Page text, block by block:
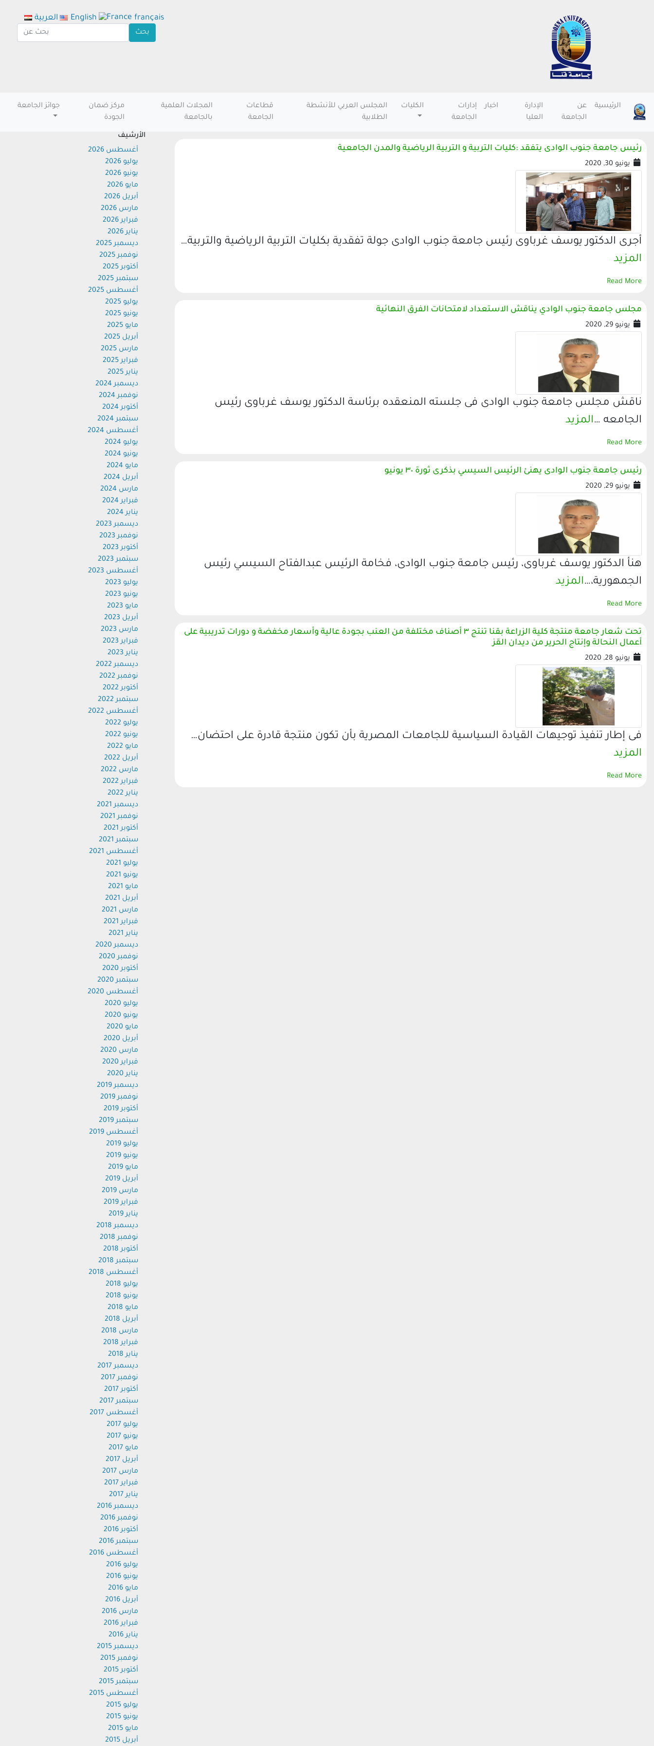
الرئيسية
عن
الجامعة
الإدارة
العليا
اخبار
إدارات
الجامعة
الكليات
المجلس العربي للأنشطة
الطلابية
قطاعات
الجامعة
المجلات العلمية
بالجامعة
مركز ضمان
الجودة
جوائز الجامعة
رئيس جامعة جنوب الوادى يتفقد :كليات التربية و التربية الرياضية والمدن الجامعية
يونيو 30, 2020
أجرى الدكتور يوسف غرباوى رئيس جامعة جنوب الوادى جولة تفقدية بكليات التربية الرياضية والتربية…
المزيد
Read More
مجلس جامعة جنوب الوادي يناقش الاستعداد لامتحانات الفرق النهائية
يونيو 29, 2020
ناقش مجلس جامعة جنوب الوادى فى جلسته المنعقده برئاسة الدكتور يوسف غرباوى رئيس
الجامعه …المزيد
Read More
رئيس جامعة جنوب الوادى يهنئ الرئيس السيسي بذكرى ثورة ٣٠ يونيو
يونيو 29, 2020
هنأ الدكتور يوسف غرباوى، رئيس جامعة جنوب الوادى، فخامة الرئيس عبدالفتاح السيسي رئيس
الجمهورية،…المزيد
Read More
تحت شعار جامعة منتجة كلية الزراعة بقنا تنتج ٣ أصناف مختلفة من العنب بجودة عالية وأسعار مخفضة و دورات تدريبية على
أعمال النحالة وإنتاج الحرير من ديدان القز
يونيو 28, 2020
فى إطار تنفيذ توجيهات القيادة السياسية للجامعات المصرية بأن تكون منتجة قادرة على احتضان…
المزيد
Read More
الأرشيف
أغسطس 2026
يوليو 2026
يونيو 2026
مايو 2026
أبريل 2026
مارس 2026
فبراير 2026
يناير 2026
ديسمبر 2025
نوفمبر 2025
أكتوبر 2025
سبتمبر 2025
أغسطس 2025
يوليو 2025
يونيو 2025
مايو 2025
أبريل 2025
مارس 2025
فبراير 2025
يناير 2025
ديسمبر 2024
نوفمبر 2024
أكتوبر 2024
سبتمبر 2024
أغسطس 2024
يوليو 2024
يونيو 2024
مايو 2024
أبريل 2024
مارس 2024
فبراير 2024
يناير 2024
ديسمبر 2023
نوفمبر 2023
أكتوبر 2023
سبتمبر 2023
أغسطس 2023
يوليو 2023
يونيو 2023
مايو 2023
أبريل 2023
مارس 2023
فبراير 2023
يناير 2023
ديسمبر 2022
نوفمبر 2022
أكتوبر 2022
سبتمبر 2022
أغسطس 2022
يوليو 2022
يونيو 2022
مايو 2022
أبريل 2022
مارس 2022
فبراير 2022
يناير 2022
ديسمبر 2021
نوفمبر 2021
أكتوبر 2021
سبتمبر 2021
أغسطس 2021
يوليو 2021
يونيو 2021
مايو 2021
أبريل 2021
مارس 2021
فبراير 2021
يناير 2021
ديسمبر 2020
نوفمبر 2020
أكتوبر 2020
سبتمبر 2020
أغسطس 2020
يوليو 2020
يونيو 2020
مايو 2020
أبريل 2020
مارس 2020
فبراير 2020
يناير 2020
ديسمبر 2019
نوفمبر 2019
أكتوبر 2019
سبتمبر 2019
أغسطس 2019
يوليو 2019
يونيو 2019
مايو 2019
أبريل 2019
مارس 2019
فبراير 2019
يناير 2019
ديسمبر 2018
نوفمبر 2018
أكتوبر 2018
سبتمبر 2018
أغسطس 2018
يوليو 2018
يونيو 2018
مايو 2018
أبريل 2018
مارس 2018
فبراير 2018
يناير 2018
ديسمبر 2017
نوفمبر 2017
أكتوبر 2017
سبتمبر 2017
أغسطس 2017
يوليو 2017
يونيو 2017
مايو 2017
أبريل 2017
مارس 2017
فبراير 2017
يناير 2017
ديسمبر 2016
نوفمبر 2016
أكتوبر 2016
سبتمبر 2016
أغسطس 2016
يوليو 2016
يونيو 2016
مايو 2016
أبريل 2016
مارس 2016
فبراير 2016
يناير 2016
ديسمبر 2015
نوفمبر 2015
أكتوبر 2015
سبتمبر 2015
أغسطس 2015
يوليو 2015
يونيو 2015
مايو 2015
أبريل 2015
العربية English français